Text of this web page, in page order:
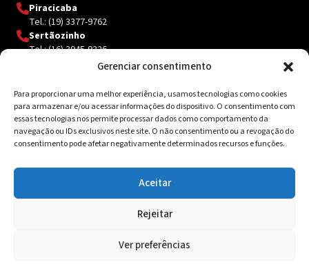
Gerenciar consentimento
Para proporcionar uma melhor experiência, usamos tecnologias como cookies
para armazenar e/ou acessar informações do dispositivo. O consentimento com
essas tecnologias nos permite processar dados como comportamento da
navegação ou IDs exclusivos neste site. O não consentimento ou a revogação do
consentimento pode afetar negativamente determinados recursos e funções.
Aceitar
Rejeitar
Ver preferências
Piracicaba
Tel.: (19) 3377-9762
Sertãozinho
Tel.: (16) 3945-9326
Contato
Av. Inácio Curi, 3340 Jardim Sanzovo CEP: 17.204-350
(14) 98159-0142
© 2026 Ksolda. Todos os direitos reservados. Site by